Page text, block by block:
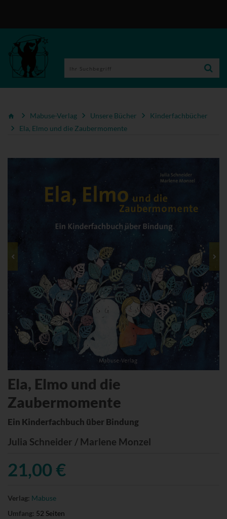
Mabuse-Verlag Unsere Bücher
Kinderfachbücher
Ela, Elmo und die Zaubermomente
Ela, Elmo und die
Zaubermomente
Ein Kinderfachbuch über Bindung
Julia Schneider / Marlene Monzel
21,00 €
Verlag: Mabuse
Umfang: 52 Seiten